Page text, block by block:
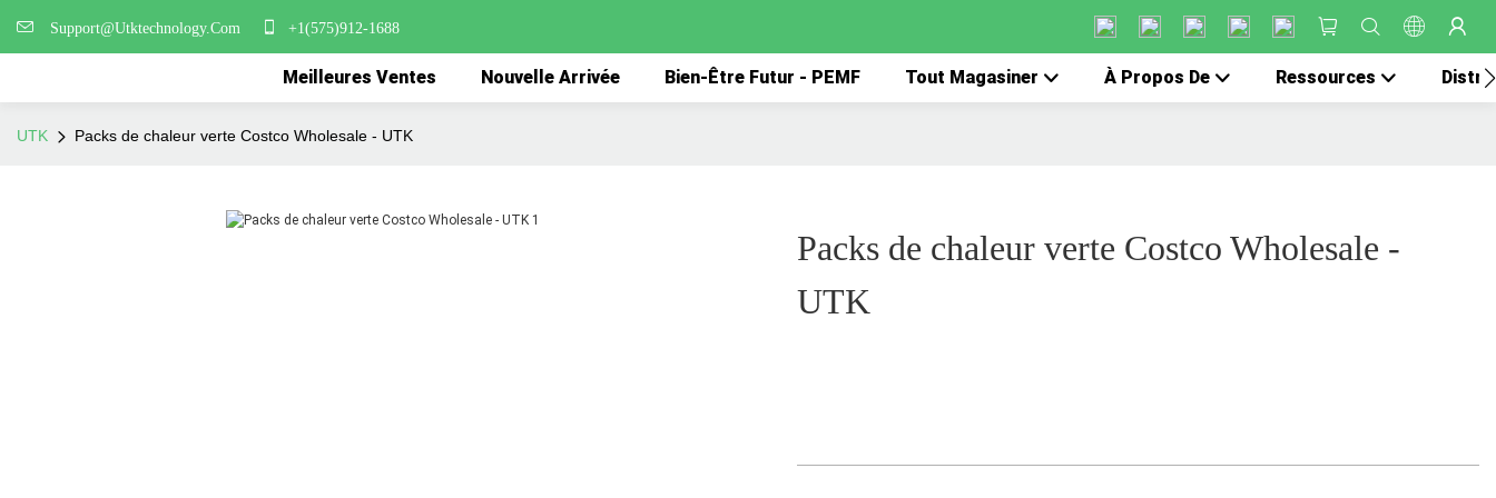
Support@Utktechnology.Com +1(575)912-1688
Meilleures Ventes Nouvelle Arrivée Bien-Être Futur - PEMF Tout Magasiner À Propos De Ressources
UTK Packs de chaleur verte Costco Wholesale - UTK
Packs de chaleur verte Costco Wholesale -
UTK